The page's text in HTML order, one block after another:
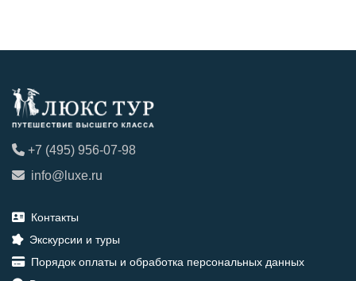
+7 (495) 956-07-98
info@luxe.ru
Контакты
Экскурсии и туры
Порядок оплаты и обработка персональных данных